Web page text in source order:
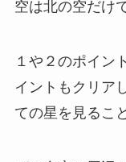
空は北の空だけ
１や２のポイン
イントもクリア
ての星を見るこ